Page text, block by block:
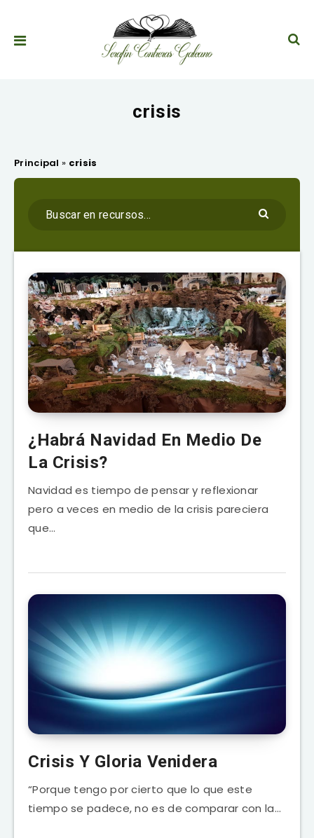
crisis
Principal » crisis
¿Habrá Navidad En Medio De
La Crisis?
Navidad es tiempo de pensar y reflexionar
pero a veces en medio de la crisis pareciera
que…
Crisis Y Gloria Venidera
“Porque tengo por cierto que lo que este
tiempo se padece, no es de comparar con la…